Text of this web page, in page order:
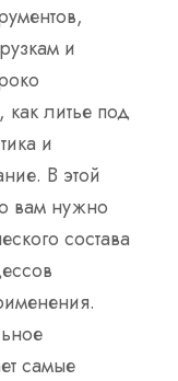
и
как литье под
и
В этой
вам нужно
состава
самые